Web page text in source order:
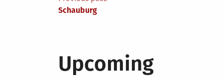
Schauburg
Upcoming